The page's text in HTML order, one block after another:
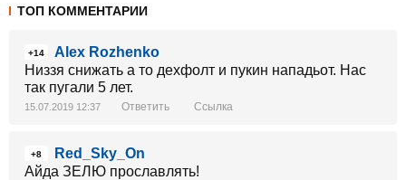
ТОП КОММЕНТАРИИ
+14
Alex Rozhenko
Низзя снижать а то дехфолт и пукин нападьот. Нас
так пугали 5 лет.
15.07.2019 12:37 Ответить Ссылка
+8
Red_Sky_On
Айда ЗЕЛЮ прославлять!